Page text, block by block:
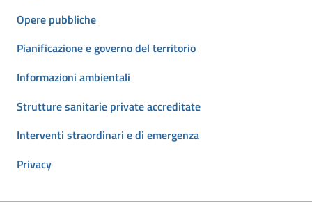
Opere pubbliche
Pianificazione e governo del territorio
Informazioni ambientali
Strutture sanitarie private accreditate
Interventi straordinari e di emergenza
Privacy